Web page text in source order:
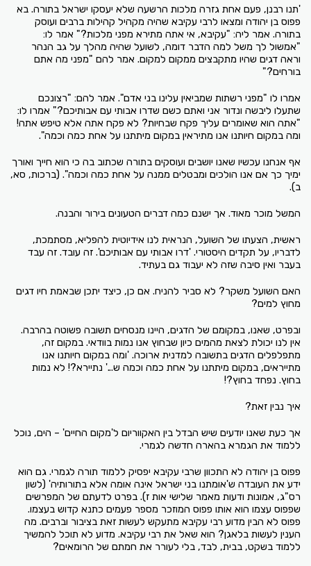
'תנו רבנן, פעם אחת גזרה מלכות הרשעה שלא יעסקו ישראל בתורה. בא
פפוס בן יהודה ומצאו לרבי עקיבא שהיה מקהיל קהילות ברבים ועוסק
בתורה. אמר ליה: "עקיבא, אי אתה מתירא מפני מלכות?" אמר לו:
"אמשול לך משל למה הדבר דומה, לשועל שהיה מהלך על גב הנהר
וראה דגים שהיו מתקבצים ממקום למקום. אמר להם "מפני מה אתם
בורחים?"
אמרו לו "מפני רשתות שמביאין עלינו בני אדם". אמר להם: "רצונכם
שתעלו ליבשה ונדור אני ואתם כשם שדרו אבותי עם אבותיכם?" אמרו לו:
"אתה הוא שאומרים עליך פקח שבחיות? לא פקח אתה אלא טיפש אתה!
ומה במקום חיותנו אנו מתיראין במקום מיתתנו על אחת כמה וכמה".
אף אנחנו עכשיו שאנו יושבים ועוסקים בתורה שכתוב בה כי הוא חייך ואורך
ימיך כך אם אנו הולכים ומבטלים ממנה על אחת כמה וכמה". (ברכות, סא,
ב).
המשל מוכר מאוד. אך ישנם כמה דברים הטעונים בירור והבנה.
ראשית, הצעתו של השועל, הנראית לנו אידיוטית להפליא, מסתמכת,
לדבריו, על תקדים היסטורי. 'דרו אבותי עם אבותיכם'. זה עובד. זה עבד
בעבר ואין סיבה שזה לא יעבוד גם בעתיד.
האם השועל משקר? לא סביר להניח. אם כן, כיצד יתכן שבאמת חיו דגים
מחוץ למים?
ובפרט, שאנו, במקומם של הדגים, היינו מנסחים תשובה פשוטה בהרבה.
אין לנו יכולת לצאת מהמים כיון שבחוץ אנו נמות בוודאי. במקום זה,
מתפלפלים הדגים בתשובה למדנית ארוכה. 'ומה במקום חיותנו אנו
מתייראים, במקום מיתתנו על אחת כמה וכמה ש...' נתיירא?! לא נמות
בחוץ. נפחד בחוץ?!
איך נבין זאת?
אך כעת שאנו יודעים שיש הבדל בין האקווריום ל'מקום החיים' – הים, נוכל
ללמוד את הגמרא בהארה חדשה לגמרי.
פפוס בן יהודה לא התכוון שרבי עקיבא יפסיק ללמוד תורה לגמרי. גם הוא
ידע את העובדה ש'אומתנו בני ישראל אינה אומה אלא בתורותיה' (לשון
רס"ג, אמונות ודעות מאמר שלישי אות ז). בפרט לדעתם של המפרשים
שפפוס עצמו הוא אותו פפוס המוזכר מספר פעמים כתנא קדוש בעצמו.
פפוס לא הבין מדוע רבי עקיבא מתעקש לעשות זאת בציבור וברבים. מה
הענין לעשות בלאגן? הוא שאל את רבי עקיבא. מדוע לא תוכל להמשיך
ללמוד בשקט, בבית, לבד, בלי לעורר את חמתם של הרומאים?